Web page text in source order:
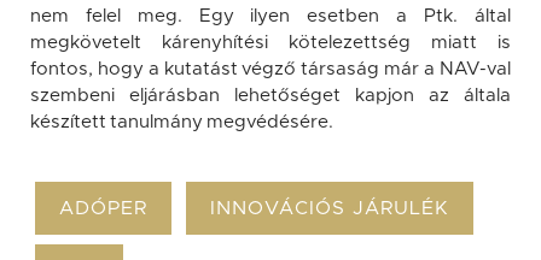
nem felel meg. Egy ilyen esetben a Ptk. által
megkövetelt kárenyhítési kötelezettség miatt is
fontos, hogy a kutatást végző társaság már a NAV-val
szembeni eljárásban lehetőséget kapjon az általa
készített tanulmány megvédésére.
ADÓPER INNOVÁCIÓS JÁRULÉK